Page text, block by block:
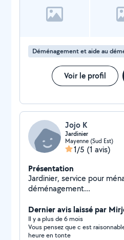
Déménagement et aide au
Voir le profil
Jojo K
Jardinier
Mayenne (Sud Est)
1/5 (1 avis)
Présentation
Jardinier, service pour
déménagement...
Dernier avis laissé par
Il y a plus de 6 mois
Vous pensez que c est
heure en tonte